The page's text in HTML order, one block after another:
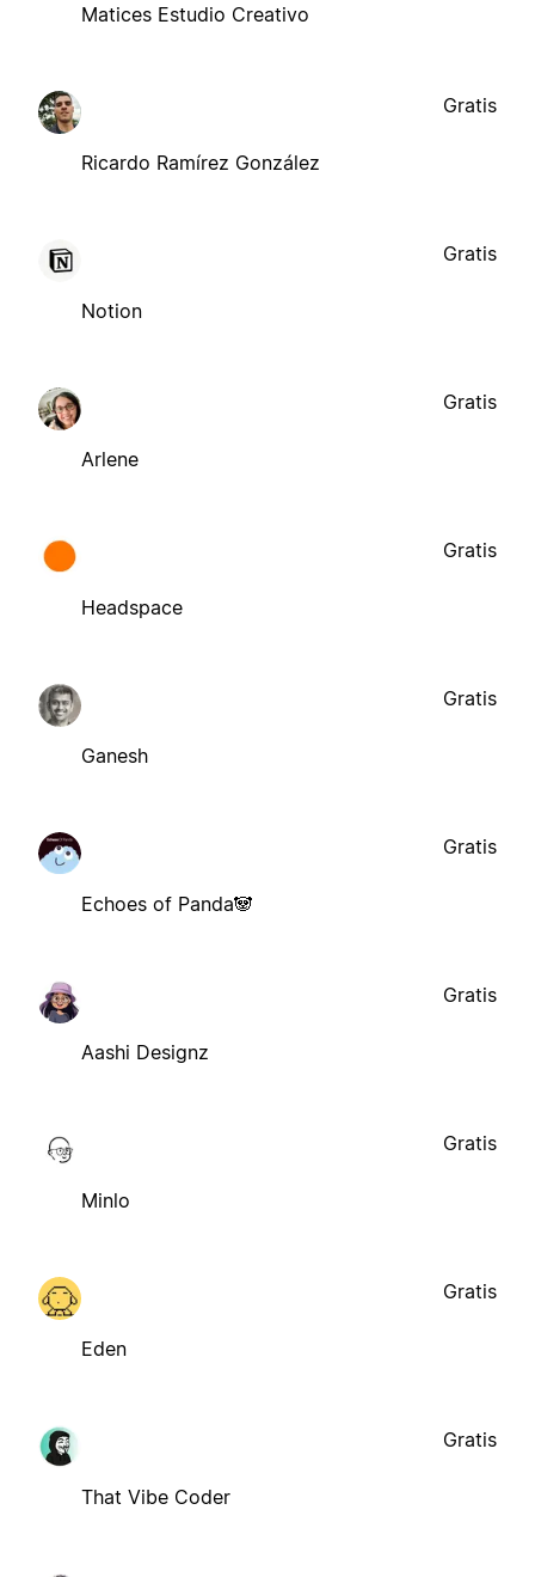
Matices Estudio Creativo
Ricardo Ramírez González
Gratis
Notion
Gratis
Arlene
Gratis
Headspace
Gratis
Ganesh
Gratis
Echoes of Panda🐼
Gratis
Aashi Designz
Gratis
Minlo
Gratis
Eden
Gratis
That Vibe Coder
Gratis